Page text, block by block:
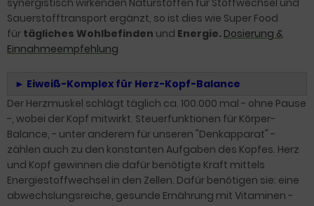
synergistisch wirkenden Naturstoffen für Stoffwechsel und
Sauerstofftransport ergänzt, so ist dies wie Super Food
für tägliches Wohlbefinden und Energie. Dosierung &
Einnahmeempfehlung
► Eiweiß-Komplex für Herz-Kopf-Balance
Der Herzmuskel schlägt täglich ca. 100.000 mal - ohne Pause
-, wobei der Kopf mitwirkt. Steuerfunktionen für Körper-
Balance, - unter anderem für unseren "Denkapparat" -
zählen auch zu den konstanten Aufgaben des Kopfes. Herz
und Kopf gewinnen die dafür benötigte Kraft mittels
Energiestoffwechsel in den Zellen. Dafür benötigen sie: eine
abwechslungsreiche, gesunde Ernährung mit Vitaminen -